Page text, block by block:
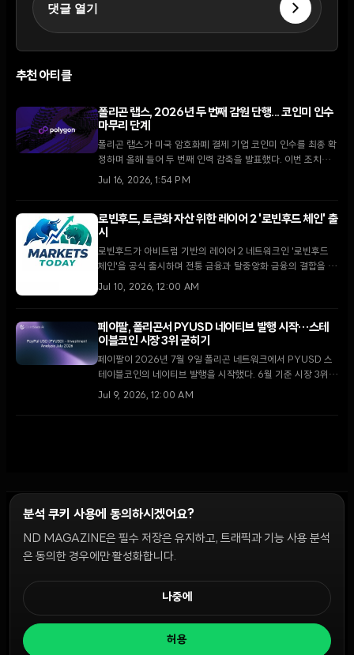
댓글 열기
추천 아티클
폴리곤 랩스, 2026년 두 번째 감원 단행... 코인미 인수
마무리 단계
폴리곤 랩스가 미국 암호화폐 결제 기업 코인미 인수를 최종 확
정하며 올해 들어 두 번째 인력 감축을 발표했다. 이번 조치는
스테이블코인 결제 중심의 전략적 전환을 가속화하기 위한 운
Jul 16, 2026, 1:54 PM
로빈후드, 토큰화 자산 위한 레이어 2 '로빈후드 체인' 출
시
로빈후드가 아비트럼 기반의 레이어 2 네트워크인 '로빈후드
체인'을 공식 출시하며 전통 금융과 탈중앙화 금융의 결합을 본
격화했다. 엔비디아와 애플 등 주식 토큰화가 핵심 목표였으나,
Jul 10, 2026, 12:00 AM
페이팔, 폴리곤서 PYUSD 네이티브 발행 시작…스테
이블코인 시장 3위 굳히기
페이팔이 2026년 7월 9일 폴리곤 네트워크에서 PYUSD 스
테이블코인의 네이티브 발행을 시작했다. 6월 기준 시장 3위를
기록한 PYUSD는 이번 확장을 통해 글로벌 기업 결제와 국제
Jul 9, 2026, 12:00 AM
윤리 원칙 Discord 봇캠페인 가이드커뮤니티 랭킹
쿠키 설정
공시 및 정책:
분석 쿠키 사용에 동의하시겠어요?
ND MAGAZINE은 필수 저장은 유지하고, 트래픽과 기능 사용 분석
은 동의한 경우에만 활성화합니다.
나중에
허용